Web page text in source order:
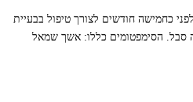
כחמישה חודשים לצורך טיפול בבעיית
שמאל ממנה סבל. הסימפטומים כללו: אשך שמאל